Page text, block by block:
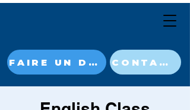
FAIRE UN DON MAINTENANT CONTACT